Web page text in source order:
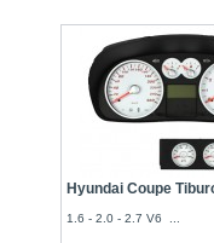
Hyundai Coupe
1.6 - 2.0 - 2.7 V6 ...